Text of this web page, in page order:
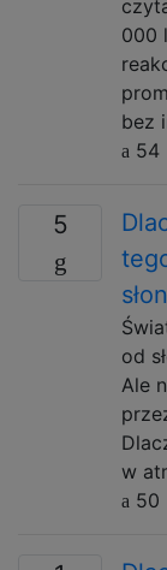
000
bez
54
5
od
Ale
w
50